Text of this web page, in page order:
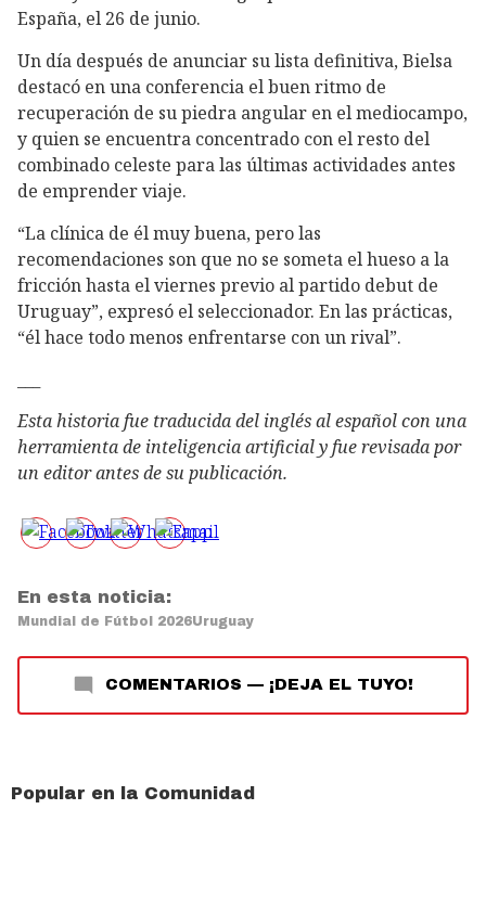
España, el 26 de junio.
Un día después de anunciar su lista definitiva, Bielsa
destacó en una conferencia el buen ritmo de
recuperación de su piedra angular en el mediocampo,
y quien se encuentra concentrado con el resto del
combinado celeste para las últimas actividades antes
de emprender viaje.
“La clínica de él muy buena, pero las
recomendaciones son que no se someta el hueso a la
fricción hasta el viernes previo al partido debut de
Uruguay”, expresó el seleccionador. En las prácticas,
“él hace todo menos enfrentarse con un rival”.
Esta historia fue traducida del inglés al español con una
herramienta de inteligencia artificial y fue revisada por
un editor antes de su publicación.
En esta noticia:
Mundial de Fútbol 2026Uruguay
COMENTARIOS — ¡DEJA EL TUYO!
Popular en la Comunidad